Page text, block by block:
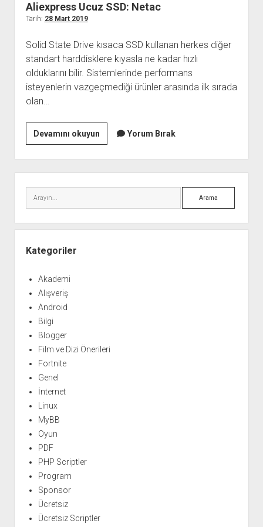
Aliexpress Ucuz SSD: Netac
Tarih: 28 Mart 2019
Solid State Drive kısaca SSD kullanan herkes diğer
standart harddisklere kıyasla ne kadar hızlı
olduklarını bilir. Sistemlerinde performans
isteyenlerin vazgeçmediği ürünler arasında ilk sırada
olan…
Devamını okuyunAliexpress
Ucuz
SSD:
Netac
Yorum Bırak
Menü
Arama
Kategoriler
Akademi
Alışveriş
Android
Bilgi
Blogger
Film ve Dizi Önerileri
Fortnite
Genel
İnternet
Linux
MyBB
Oyun
PDF
PHP Scriptler
Program
Sponsor
Ücretsiz
Ücretsiz Scriptler